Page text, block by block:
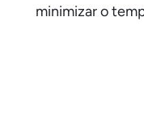
minimizar o